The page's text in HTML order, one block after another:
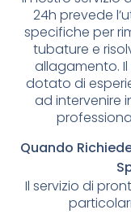
24h prevede
specifiche per
tubature e
allagamento.
dotato di
ad intervenire
Quando
Il servizio di